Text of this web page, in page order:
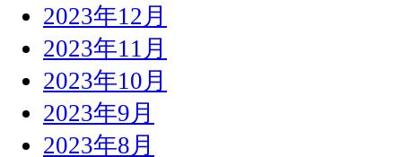
2023年12月
2023年11月
2023年10月
2023年9月
2023年8月